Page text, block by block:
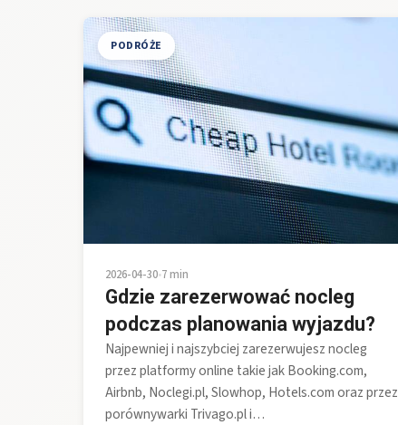
PODRÓŻE
2026-04-30•7 min
Gdzie zarezerwować nocleg
podczas planowania wyjazdu?
Najpewniej i najszybciej zarezerwujesz nocleg
przez platformy online takie jak Booking.com,
Airbnb, Noclegi.pl, Slowhop, Hotels.com oraz przez
porównywarki Trivago.pl i…